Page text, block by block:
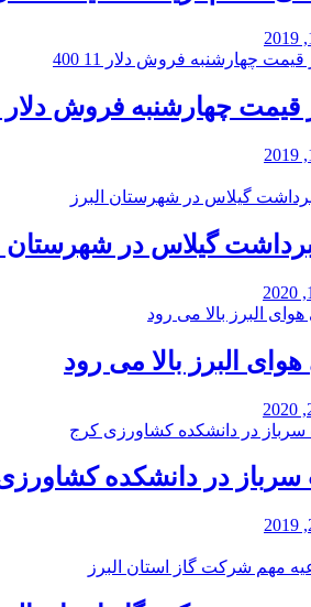
چهارشنبه فروش دلار 11 400
برداشت گیلاس در شهرستان
البرز بالا می رود
در دانشکده